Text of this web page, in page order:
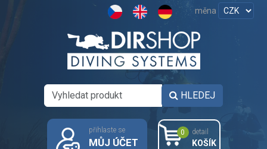
měna
HLEDEJ
přihlaste se
MŮJ ÚČET
0 detail
KOŠÍK